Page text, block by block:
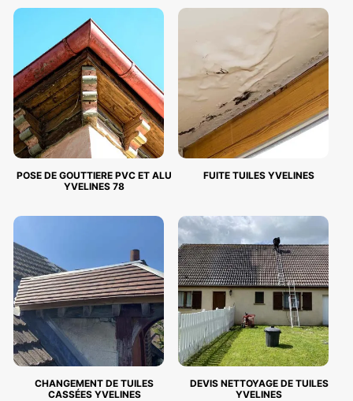
POSE DE GOUTTIERE PVC ET ALU
YVELINES 78
FUITE TUILES YVELINES
CHANGEMENT DE TUILES
CASSÉES YVELINES
DEVIS NETTOYAGE DE TUILES
YVELINES